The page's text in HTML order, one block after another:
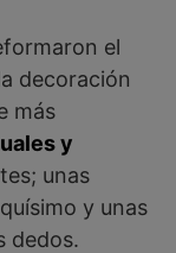
el
decoración
más
y
unas
y unas
dedos.